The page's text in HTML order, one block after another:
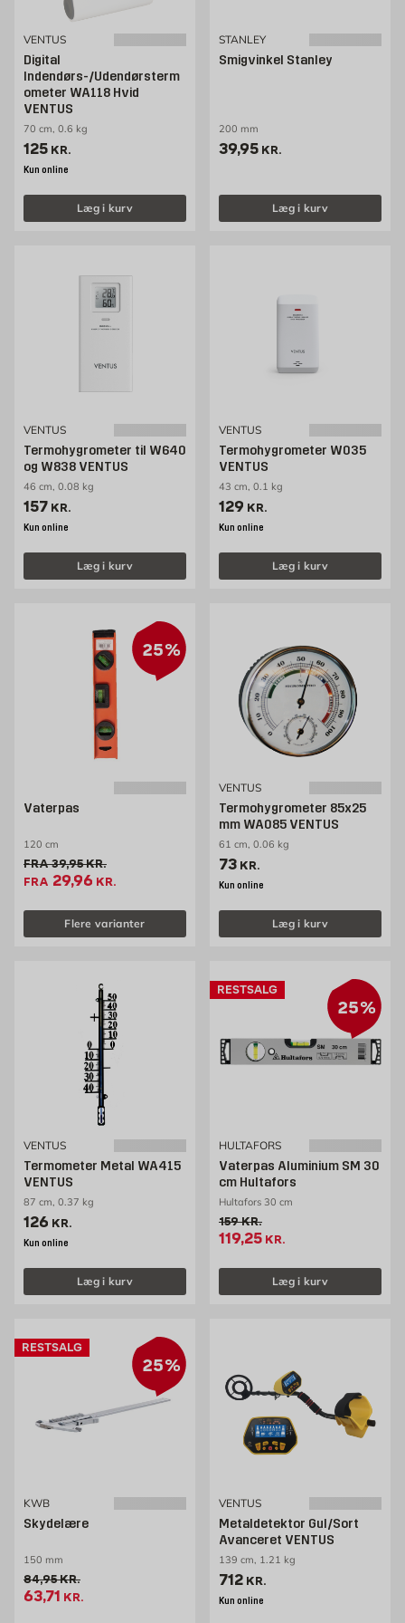
VENTUS
Digital
Indendørs-/Udendørsterm
ometer WA118 Hvid
VENTUS
70 cm, 0.6 kg
Pris 125 kr. /stk
125 KR.
Kun online
Læg i kurv
STANLEY
Smigvinkel Stanley
200 mm
Pris 39.95 kr. /stk
39,95 KR.
Læg i kurv
VENTUS
Termohygrometer til W640
og W838 VENTUS
46 cm, 0.08 kg
Pris 157 kr. /stk
157 KR.
Kun online
Læg i kurv
VENTUS
Termohygrometer W035
VENTUS
43 cm, 0.1 kg
Pris 129 kr. /stk
129 KR.
Kun online
Læg i kurv
25%
Vaterpas
120 cm
FRAGammel pris 39.95 kr. /stk
39,95KR.
FRA Tilbudspris 29.96 kr. /stk
29,96 KR.
Flere varianter
VENTUS
Termohygrometer 85x25
mm WA085 VENTUS
61 cm, 0.06 kg
Pris 73 kr. /stk
73 KR.
Kun online
Læg i kurv
VENTUS
Termometer Metal WA415
VENTUS
87 cm, 0.37 kg
Pris 126 kr. /stk
126 KR.
Kun online
Læg i kurv
25%
RESTSALG
HULTAFORS
Vaterpas Aluminium SM 30
cm Hultafors
Hultafors 30 cm
Gammel pris 159 kr. /stk
159KR.
Tilbudspris 119.25 kr. /stk
119,25 KR.
Læg i kurv
25%
RESTSALG
KWB
Skydelære
150 mm
Gammel pris 84.95 kr. /stk
84,95KR.
Tilbudspris 63.71 kr. /stk
63,71 KR.
VENTUS
Metaldetektor Gul/Sort
Avanceret VENTUS
139 cm, 1.21 kg
Pris 712 kr. /stk
712 KR.
Kun online